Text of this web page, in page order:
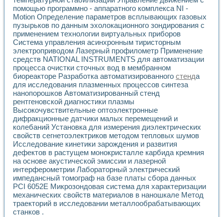
помощью программно - аппаратного комплекса NI -
Motion Определение параметров всплывающих газовых
пузырьков по данным эхолокационного зондирования с
применением технологии виртуальных приборов
Система управления асинхронным тиристорным
электроприводом Лазерный профилометр Применение
средств NATIONAL INSTRUMENTS для автоматизации
процесса очистки сточных вод в мембранном
биореакторе Разработка автоматизированного стенда
для исследования плазменных процессов синтеза
нанопорошков Автоматизированный стенд
рентгеновской диагностики плазмы
Высокочувствительные оптоэлектронные
дифракционные датчики малых перемещений и
колебаний Установка для измерения диэлектрических
свойств сегнетоэлектриков методом тепловых шумов
Исследование кинетики зарождения и развития
дефектов в растущем монокристалле карбида кремния
на основе акустической эмиссии и лазерной
интерферометрии Лабораторный электрический
импедансный томограф на базе платы сбора данных
PCI 6052E Микрозондовая система для характеризации
механических свойств материалов в наношкале Метод
траекторий в исследовании металлообрабатывающих
станков .